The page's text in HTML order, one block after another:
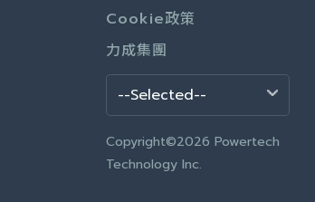
Cookie政策
力成集團
Copyright©2026 Powertech
Technology Inc.